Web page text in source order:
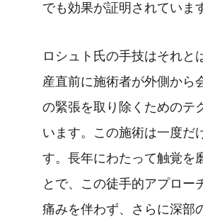
でも効果が証明されていま
ロシュト氏の手技はそれと
産直前に施術者が外側から
の緊張を取り除くためのテ
います。この施術は一度だ
す。長年にわたって触覚を
とで、この徒手的アプロー
痛みを伴わず、さらに深部